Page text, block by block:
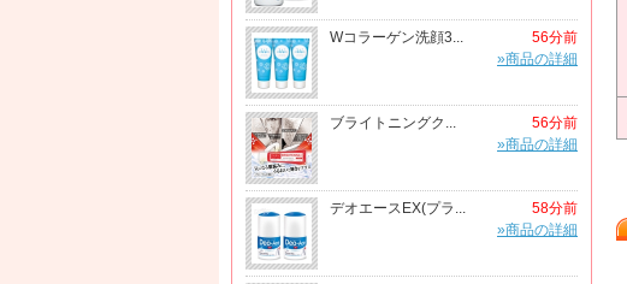
Wコラーゲン洗顔3...
56分前
»商品の詳細
ブライトニングク...
56分前
»商品の詳細
デオエースEX(プラ...
58分前
»商品の詳細